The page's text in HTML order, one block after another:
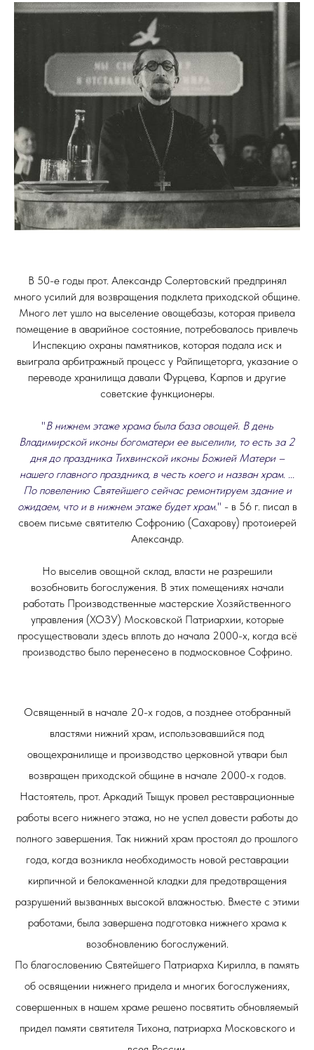
В 50-е годы прот. Александр Солертовский предпринял
много усилий для возвращения подклета приходской общине.
Много лет ушло на выселение овощебазы, которая привела
помещение в аварийное состояние, потребовалось привлечь
Инспекцию охраны памятников, которая подала иск и
выиграла арбитражный процесс у Райпищеторга, указание о
переводе хранилища давали Фурцева, Карпов и другие
советские функционеры.
"В нижнем этаже храма была база овощей. В день
Владимирской иконы богоматери ее выселили, то есть за 2
дня до праздника Тихвинской иконы Божией Матери –
нашего главного праздника, в честь коего и назван храм. ...
По повелению Святейшего сейчас ремонтируем здание и
ожидаем, что и в нижнем этаже будет храм." - в 56 г. писал в
своем письме святителю Софронию (Сахарову) протоиерей
Александр.
Но выселив овощной склад, власти не разрешили
возобновить богослужения. В этих помещениях начали
работать Производственные мастерские Хозяйственного
управления (ХОЗУ) Московской Патриархии, которые
просуществовали здесь вплоть до начала 2000-х, когда всё
производство было перенесено в подмосковное Софрино.
Освященный в начале 20-х годов, а позднее отобранный
властями нижний храм, использовавшийся под
овощехранилище и производство церковной утвари был
возвращен приходской общине в начале 2000-х годов.
Настоятель, прот. Аркадий Тыщук провел реставрационные
работы всего нижнего этажа, но не успел довести работы до
полного завершения. Так нижний храм простоял до прошлого
года, когда возникла необходимость новой реставрации
кирпичной и белокаменной кладки для предотвращения
разрушений вызванных высокой влажностью. Вместе с этими
работами, была завершена подготовка нижнего храма к
возобновлению богослужений.
По благословению Святейшего Патриарха Кирилла, в память
об освящении нижнего придела и многих богослужениях,
совершенных в нашем храме решено посвятить обновляемый
придел памяти святителя Тихона, патриарха Московского и